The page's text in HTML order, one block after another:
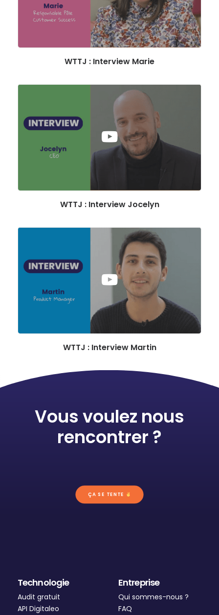
WTTJ : Interview Marie
WTTJ : Interview Jocelyn
WTTJ : Interview Martin
Vous voulez nous
rencontrer ?
ÇA SE TENTE
Technologie
Audit gratuit
API Digitaleo
Entreprise
Qui sommes-nous ?
FAQ